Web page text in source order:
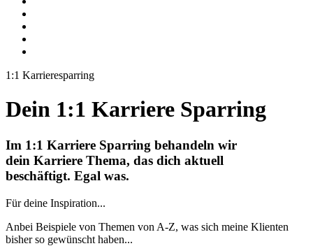
1:1 Karrieresparring
Dein 1:1 Karriere Sparring
Im 1:1 Karriere Sparring behandeln wir
dein Karriere Thema, das dich aktuell
beschäftigt. Egal was.
Für deine Inspiration...
Anbei Beispiele von Themen von A-Z, was sich meine Klienten
bisher so gewünscht haben...